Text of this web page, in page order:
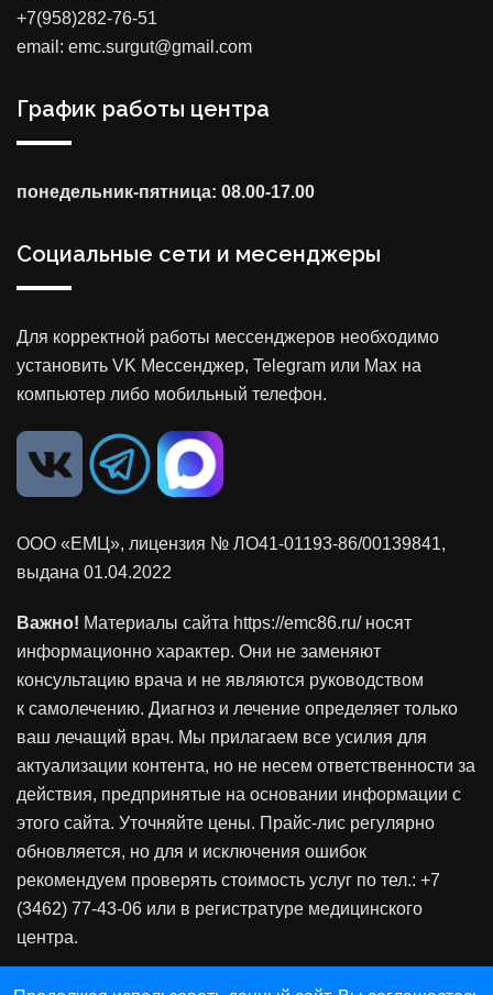
+7(958)282-76-51
email: emc.surgut@gmail.com
График работы центра
понедельник-пятница: 08.00-17.00
Социальные сети и месенджеры
Для корректной работы мессенджеров необходимо
установить VK Мессенджер, Telegram или Max на
компьютер либо мобильный телефон.
ООО «ЕМЦ», лицензия № ЛО41-01193-86/00139841,
выдана 01.04.2022
Важно! Материалы сайта https://emc86.ru/ носят
информационно характер. Они не заменяют
консультацию врача и не являются руководством
к самолечению. Диагноз и лечение определяет только
ваш лечащий врач. Мы прилагаем все усилия для
актуализации контента, но не несем ответственности за
действия, предпринятые на основании информации с
этого сайта. Уточняйте цены. Прайс-лис регулярно
обновляется, но для и исключения ошибок
рекомендуем проверять стоимость услуг по тел.: +7
(3462) 77-43-06 или в регистратуре медицинского
центра.